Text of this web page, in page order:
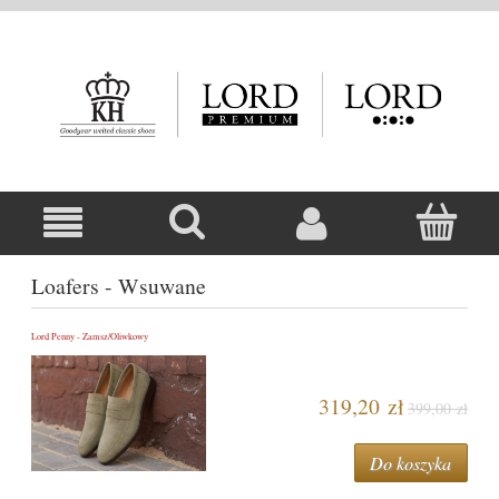
Loafers - Wsuwane
Lord Penny - Zamsz/Oliwkowy
319,20 zł 399,00 zł
Do koszyka